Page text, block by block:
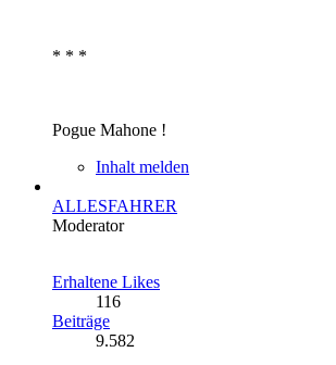
* * *
Pogue Mahone !
Inhalt melden
ALLESFAHRER
Moderator
Erhaltene Likes
116
Beiträge
9.582